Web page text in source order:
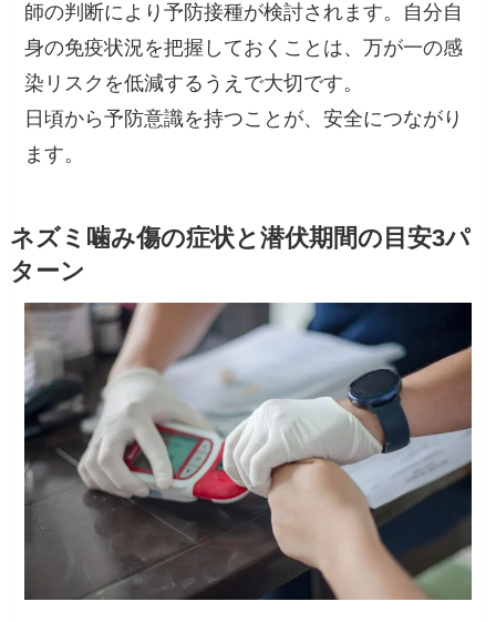
師の判断により予防接種が検討されます。自分自
身の免疫状況を把握しておくことは、万が一の感
染リスクを低減するうえで大切です。
日頃から予防意識を持つことが、安全につながり
ます。
ネズミ噛み傷の症状と潜伏期間の目安3パ
ターン